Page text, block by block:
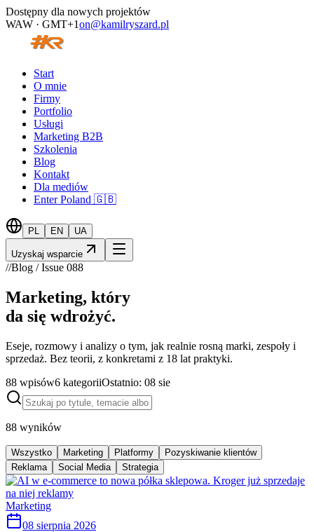
Dostępny dla nowych projektów
WAW · GMT+1on@kamilryszard.pl
Start
O mnie
Firmy
Portfolio
Usługi
Marketing B2B
Szkolenia
Blog
Kontakt
Dla mediów
Enter Poland 🇬🇧
PL EN UA
Uzyskaj wsparcie
//Blog / Issue 088
Marketing, który
da się wdrożyć.
Eseje, rozmowy i analizy o tym, jak realnie rosną marki, zespoły i
sprzedaż. Bez teorii, z konkretami z 18 lat praktyki.
88 wpisów6 kategoriiOstatnio: 08 sie
88 wyników
Wszystko Marketing Platformy
Pozyskiwanie klientów
Reklama
Social Media Strategia
Marketing
08 sierpnia 2026